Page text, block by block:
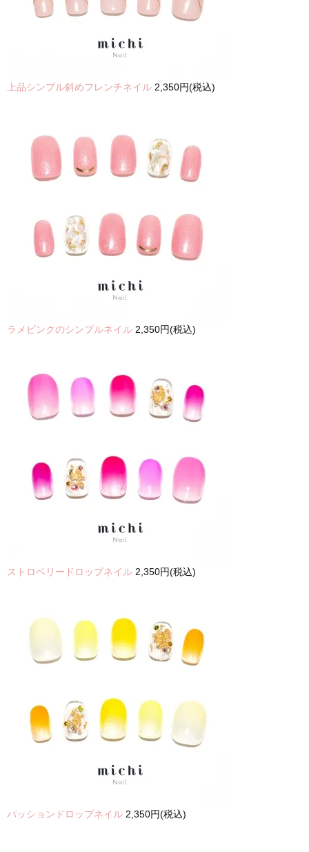
上品シンプル斜めフレンチネイル 2,350円(税込)
ラメピンクのシンプルネイル 2,350円(税込)
ストロベリードロップネイル 2,350円(税込)
パッションドロップネイル 2,350円(税込)